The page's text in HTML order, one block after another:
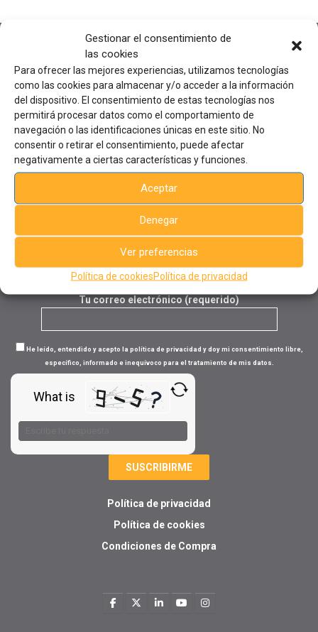
Gestionar el consentimiento de
las cookies
Para ofrecer las mejores experiencias, utilizamos tecnologías
como las cookies para almacenar y/o acceder a la información
del dispositivo. El consentimiento de estas tecnologías nos
permitirá procesar datos como el comportamiento de
navegación o las identificaciones únicas en este sitio. No
consentir o retirar el consentimiento, puede afectar
negativamente a ciertas características y funciones.
Aceptar
Denegar
Ver preferencias
Política de cookiesPolítica de privacidad
Sedecentral
Avda. de la Industria 23
03440, Ibi, Alicante, España
Tel: +34 96 555 44 75 - Ext. 206
Suscríbete al boletín semanal de cursos
Tu nombre (requerido)
Tu correo electrónico (requerido)
He leído, entendido y acepto la política de privacidad y doy mi consentimiento libre,
específico, informado e inequívoco para el tratamiento de mis datos.
What is
Solve
problem
shown
the
image
Política de privacidad
Política de cookies
Condiciones de Compra